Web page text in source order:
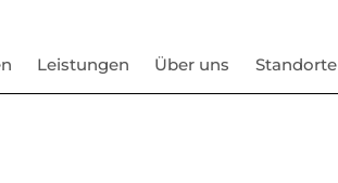
Leistungen Über uns Standorte